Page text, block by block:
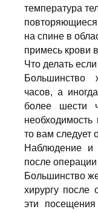
температура
на спине в
примесь крови
Что делать
часов, а
более шести
то вам следует
Наблюдение и
после операции
Большинство
хирургу после
эти